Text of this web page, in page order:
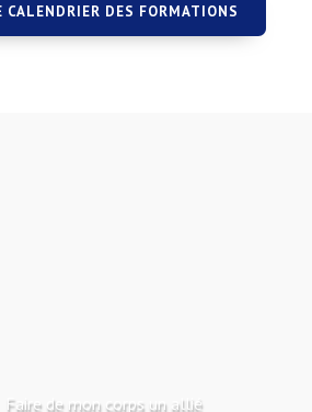
CALENDRIER DES FORMATIONS
Faire de mon corps un allié